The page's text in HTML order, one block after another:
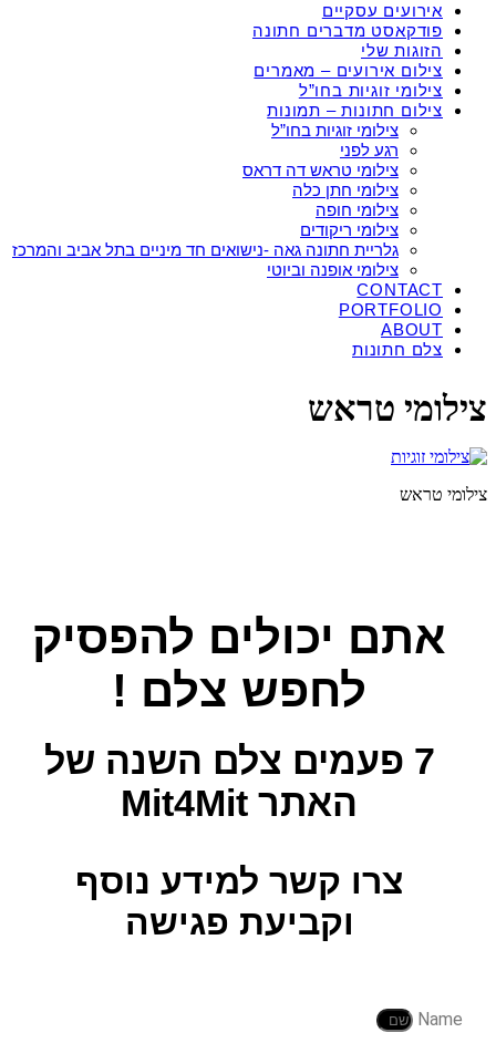
אירועים עסקיים
פודקאסט מדברים חתונה
הזוגות שלי
צילום אירועים – מאמרים
צילומי זוגיות בחו”ל
צילום חתונות – תמונות
צילומי זוגיות בחו”ל
רגע לפני
צילומי טראש דה דראס
צילומי חתן כלה
צילומי חופה
צילומי ריקודים
גלריית חתונה גאה -נישואים חד מיניים בתל אביב והמרכז
צילומי אופנה וביוטי
CONTACT
PORTFOLIO
ABOUT
צלם חתונות
צילומי טראש
צילומי טראש
אתם יכולים להפסיק
לחפש צלם !
7 פעמים צלם השנה
של
האתר Mit4Mit
צרו קשר למידע נוסף
וקביעת פגישה
Name